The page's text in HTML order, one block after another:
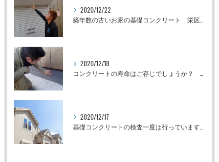
2020/12/22
築年数の古いお家の基礎コンクリート 栄区 株式会社ShinwaGroup
2020/12/18
コンクリートの寿命はご存じでしょうか？ 株式会社ShinwaGroup
2020/12/17
基礎コンクリートの検査一度は行っていますか？